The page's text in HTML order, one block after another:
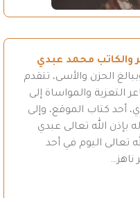
والكاتب محمد عبدي
الحزن والأسى، تتقدم
التعزية والمواساة إلى
أحد كتاب الموقع، وإلى
بإذن الله تعالى عبدي
تعالى اليوم في أحد